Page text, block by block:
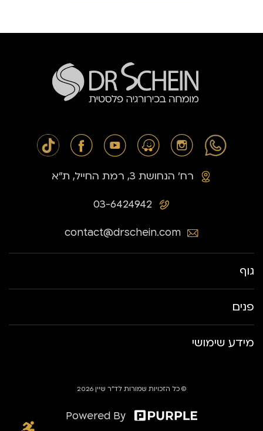
03-6424942
רח׳ הנחושת 3, רמת החייל, ת״א
contact@drschein.com
גוף
פנים
מידע שימושי
© כל הזכויות שמורות לד״ר שיין 2026
Powered By